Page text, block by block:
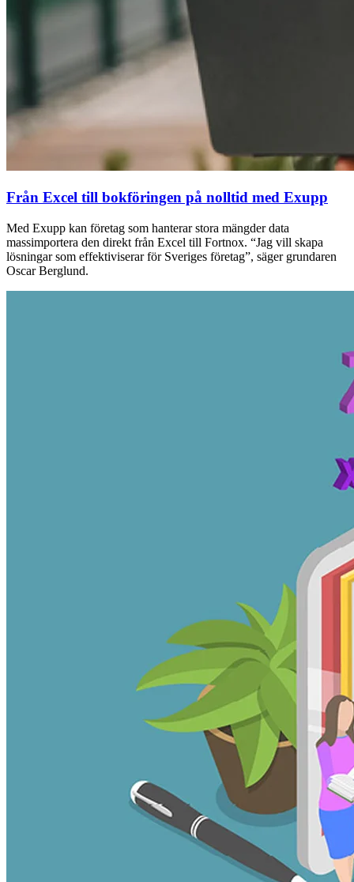
Från Excel till bokföringen på nolltid med Exupp
Med Exupp kan företag som hanterar stora mängder data
massimportera den direkt från Excel till Fortnox. “Jag vill skapa
lösningar som effektiviserar för Sveriges företag”, säger grundaren
Oscar Berglund.